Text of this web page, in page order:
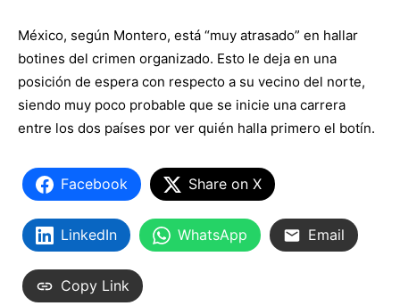
México, según Montero, está “muy atrasado” en hallar
botines del crimen organizado. Esto le deja en una
posición de espera con respecto a su vecino del norte,
siendo muy poco probable que se inicie una carrera
entre los dos países por ver quién halla primero el botín.
Facebook Share on X
LinkedIn WhatsApp Email
Copy Link